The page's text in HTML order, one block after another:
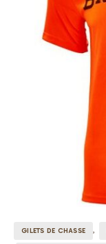
GILETS DE CHASSE